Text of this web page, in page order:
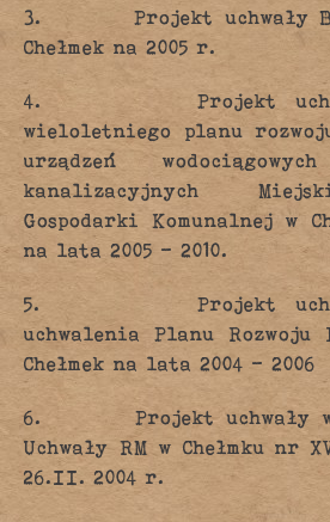
3. Projekt uchwały
Chełmek na 2005 r.
4. Projekt
wieloletniego planu
urządzeń
kanalizacyjnych
Gospodarki Komunalnej w
na lata 2005 – 2010.
5. Projekt
uchwalenia Planu Rozwoju
Chełmek na lata 2004 – 2006
6. Projekt uchwały w
Uchwały RM w Chełmku nr
26.II. 2004 r.